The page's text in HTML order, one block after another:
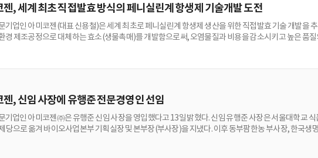
젠, 세계 최초 직접발효 방식의 페니실린계 항생제 기술개발 도전
기업인 아미코젠(대표 신용철)은 세계 최초로 페니실린계 항생제 생산을 위한 직접발효 기술 개발을
경 제조공정으로 대체하는 효소(생물촉매)를 개발함으로써, 오염물질과 비용을 감소시키고 높은 품질
젠, 신임 사장에 유행준 전문경영인 선임
기업인 아미코젠㈜은 유행준 신임 사장을 영입했다고 13일 밝혔다. 신임 유행준 사장은 서울대학교
당으로 옮겨 바이오사업본부 기획실장 및 본부장(부사장)을 지냈다. 이후 동부팜한농 부사장, 한국생